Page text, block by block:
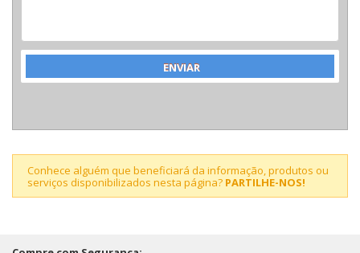
Conhece alguém que beneficiará da informação, produtos ou
serviços disponibilizados nesta página? PARTILHE-NOS!